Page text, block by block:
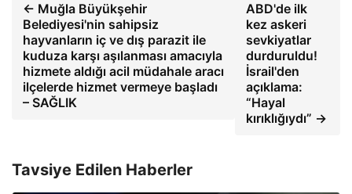
← Muğla Büyükşehir
Belediyesi'nin sahipsiz
hayvanların iç ve dış parazit ile
kuduza karşı aşılanması amacıyla
hizmete aldığı acil müdahale aracı
ilçelerde hizmet vermeye başladı
– SAĞLIK
ABD'de ilk
kez askeri
sevkiyatlar
durduruldu!
İsrail'den
açıklama:
“Hayal
kırıklığıydı” →
Tavsiye Edilen Haberler